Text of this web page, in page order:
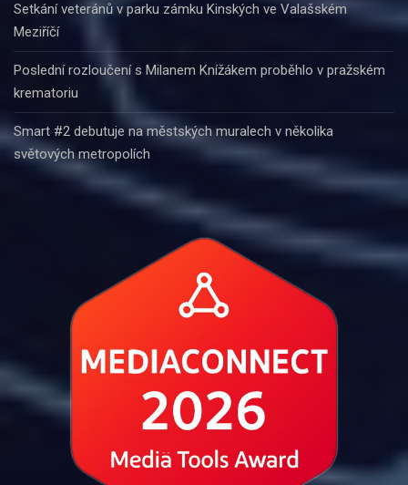
Setkání veteránů v parku zámku Kinských ve Valašském
Meziříčí
Poslední rozloučení s Milanem Knížákem proběhlo v pražském
krematoriu
Smart #2 debutuje na městských muralech v několika
světových metropolích